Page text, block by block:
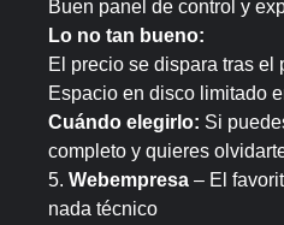
Buen panel de control y
Lo no tan bueno:
El precio se dispara tras el
Espacio en disco limitado
Cuándo elegirlo: Si
completo y quieres
5. Webempresa – El
nada técnico